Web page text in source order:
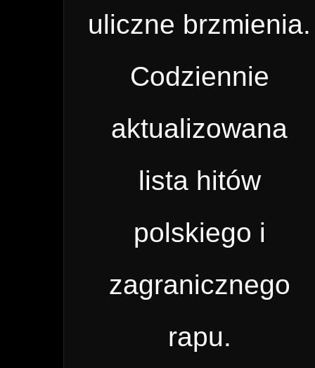
uliczne brzmienia.
Codziennie
aktualizowana
lista hitów
polskiego i
zagranicznego
rapu.